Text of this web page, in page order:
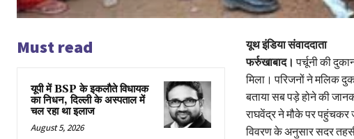
Must read
यूपी में BSP के इकलाैते विधायक
का निधन, दिल्ली के अस्पताल में
चल रहा था इलाज
August 5, 2026
यूथ इंडिया संवाददाता
फर्रुखाबाद। पर्चूनी की
मिला। परिजनों ने मलिक
बताया सब पड़े होने की
राघवेंद्र ने मौके पर पहुंचकर
विवरण के अनुसार सदर